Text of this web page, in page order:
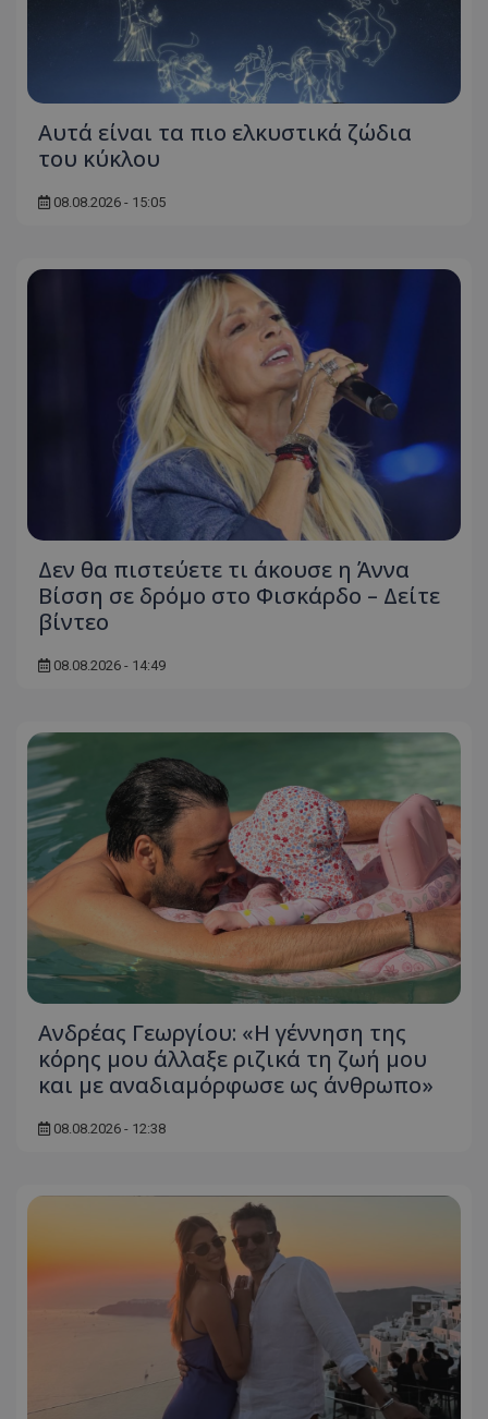
Αυτά είναι τα πιο ελκυστικά ζώδια
του κύκλου
08.08.2026 - 15:05
Δεν θα πιστεύετε τι άκουσε η Άννα
Βίσση σε δρόμο στο Φισκάρδο – Δείτε
βίντεο
08.08.2026 - 14:49
Ανδρέας Γεωργίου: «Η γέννηση της
κόρης μου άλλαξε ριζικά τη ζωή μου
και με αναδιαμόρφωσε ως άνθρωπο»
08.08.2026 - 12:38